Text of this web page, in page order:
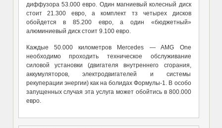
диффузора 53.000 евро. Один магниевый колесный диск
стоит 21.300 евро, а комплект тз четырех дисков
обойдется в 85.200 евро, а один «бюджетный»
алюминиевый диск стоит 9.100 евро.
Каждые 50.000 километров Mercedes — AMG One
необходимо проходить техническое обслуживание
силовой установки (двигателя внутреннего сгорания,
аккумуляторов, электродвигателей и системы
рекуперации энергии) как на болидах Формулы-1. В особо
запущенных случая эта услуга может обойтись в 800.000
евро.